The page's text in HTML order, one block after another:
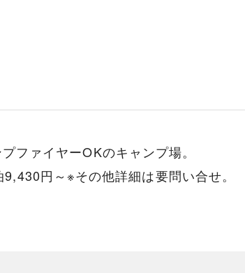
ファイヤーOKのキャンプ場。
円～※その他詳細は要問い合せ。